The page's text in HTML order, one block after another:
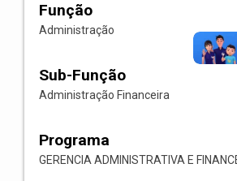
Função
Administração
Sub-Função
Administração Financeira
Programa
GERENCIA ADMINISTRATIVA E